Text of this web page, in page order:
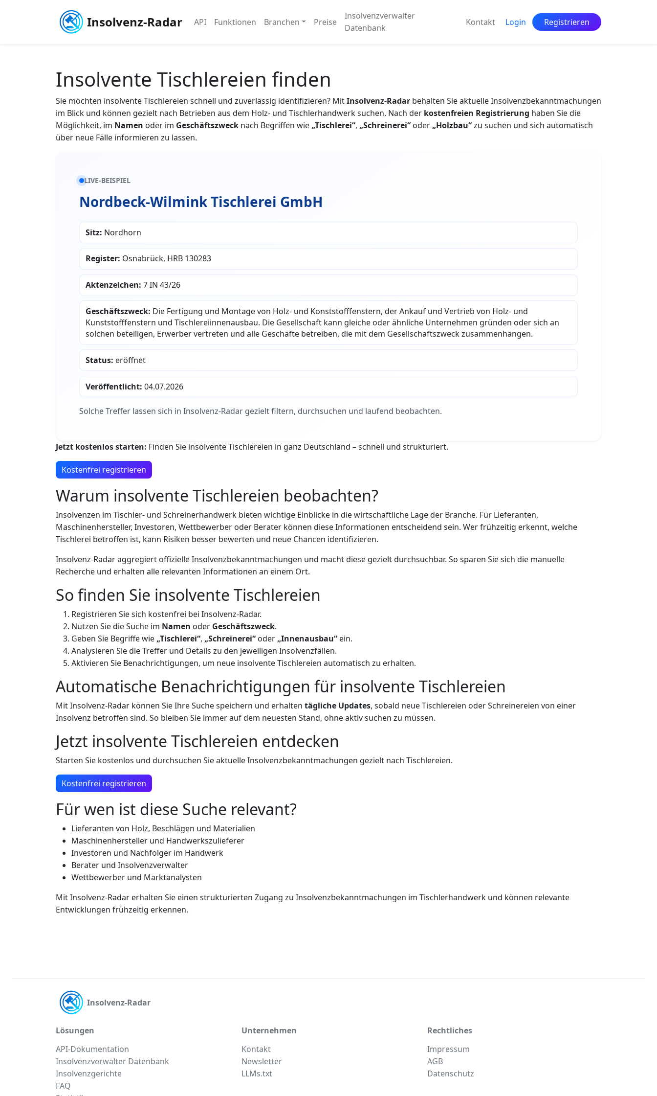
Insolvenz-Radar API Funktionen Branchen Preise
Insolvenzverwalter
Datenbank
Kontakt Login Registrieren
Insolvente Tischlereien finden
Sie möchten insolvente Tischlereien schnell und zuverlässig identifizieren? MitInsolvenz-Radar behalten Sie aktuelle Insolvenzbekanntmachungen
im Blick und können gezielt nach Betrieben aus dem Holz- und Tischlerhandwerk suchen. Nach der kostenfreien Registrierung haben Sie die
Möglichkeit, im Namen oder im Geschäftszweck nach Begriffen wie „Tischlerei“, „Schreinerei“ oder „Holzbau“zu suchen und sich automatisch
über neue Fälle informieren zu lassen.
LIVE-BEISPIEL
Nordbeck-Wilmink Tischlerei GmbH
Sitz: Nordhorn
Register: Osnabrück, HRB 130283
Aktenzeichen: 7 IN 43/26
Geschäftszweck: Die Fertigung und Montage von Holz- und Konststofffenstern, der Ankauf und Vertrieb von Holz- und
Kunststofffenstern und Tischlereiinnenausbau. Die Gesellschaft kann gleiche oder ähnliche Unternehmen gründen oder sich an
solchen beteiligen, Erwerber vertreten und alle Geschäfte betreiben, die mit dem Gesellschaftszweck zusammenhängen.
Status: eröffnet
Veröffentlicht: 04.07.2026
Solche Treffer lassen sich in Insolvenz-Radar gezielt filtern, durchsuchen und laufend beobachten.
Jetzt kostenlos starten: Finden Sie insolvente Tischlereien in ganz Deutschland – schnell und strukturiert.
Kostenfrei registrieren
Warum insolvente Tischlereien beobachten?
Insolvenzen im Tischler- und Schreinerhandwerk bieten wichtige Einblicke in die wirtschaftliche Lage der Branche. Für Lieferanten,
Maschinenhersteller, Investoren, Wettbewerber oder Berater können diese Informationen entscheidend sein. Wer frühzeitig erkennt, welche
Tischlerei betroffen ist, kann Risiken besser bewerten und neue Chancen identifizieren.
Insolvenz-Radar aggregiert offizielle Insolvenzbekanntmachungen und macht diese gezielt durchsuchbar. So sparen Sie sich die manuelle
Recherche und erhalten alle relevanten Informationen an einem Ort.
So finden Sie insolvente Tischlereien
Registrieren Sie sich kostenfrei bei Insolvenz-Radar.
Nutzen Sie die Suche im Namen oder Geschäftszweck.
Geben Sie Begriffe wie „Tischlerei“, „Schreinerei“ oder „Innenausbau“ ein.
Analysieren Sie die Treffer und Details zu den jeweiligen Insolvenzfällen.
Aktivieren Sie Benachrichtigungen, um neue insolvente Tischlereien automatisch zu erhalten.
Automatische Benachrichtigungen für insolvente Tischlereien
Mit Insolvenz-Radar können Sie Ihre Suche speichern und erhalten tägliche Updates, sobald neue Tischlereien oder Schreinereien von einer
Insolvenz betroffen sind. So bleiben Sie immer auf dem neuesten Stand, ohne aktiv suchen zu müssen.
Jetzt insolvente Tischlereien entdecken
Starten Sie kostenlos und durchsuchen Sie aktuelle Insolvenzbekanntmachungen gezielt nach Tischlereien.
Kostenfrei registrieren
Für wen ist diese Suche relevant?
Lieferanten von Holz, Beschlägen und Materialien
Maschinenhersteller und Handwerkszulieferer
Investoren und Nachfolger im Handwerk
Berater und Insolvenzverwalter
Wettbewerber und Marktanalysten
Mit Insolvenz-Radar erhalten Sie einen strukturierten Zugang zu Insolvenzbekanntmachungen im Tischlerhandwerk und können relevante
Entwicklungen frühzeitig erkennen.
Insolvenz-Radar
Lösungen
API-Dokumentation
Insolvenzverwalter Datenbank
Insolvenzgerichte
FAQ
Unternehmen
Kontakt
Newsletter
LLMs.txt
Rechtliches
Impressum
AGB
Datenschutz